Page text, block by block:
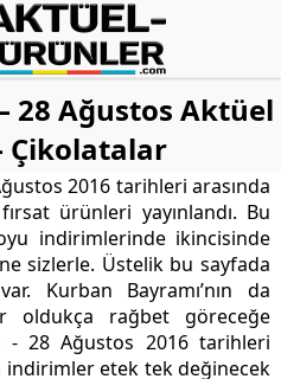
28 Ağustos Aktüel
Çikolatalar
2016 tarihleri arasında
ürünleri yayınlandı. Bu
indirimlerinde ikincisinde
sizlerle. Üstelik bu sayfada
Kurban Bayramı’nın da
oldukça rağbet göreceğe
- 28 Ağustos 2016 tarihleri
indirimler etek tek değinecek